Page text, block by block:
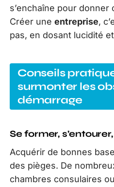
s’enchaîne pour donner
Créer une entreprise,
pas, en dosant lucidité
Conseils
surmonter les
démarrage
Se former,
Acquérir de bonnes
des pièges. De
chambres consulaires